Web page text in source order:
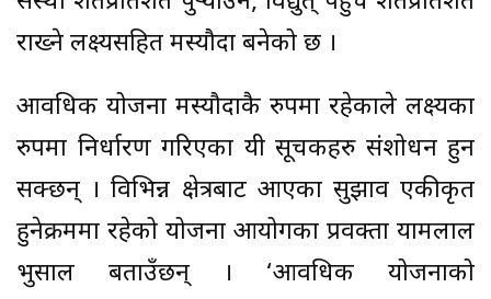
राख्ने लक्ष्यसहित मस्यौदा बनेको छ ।
आवधिक योजना मस्यौदाकै रुपमा रहेकाले लक्ष्यका
रुपमा निर्धारण गरिएका यी सूचकहरु संशोधन हुन
सक्छन् । विभिन्न क्षेत्रबाट आएका सुझाव एकीकृत
हुनेक्रममा रहेको योजना आयोगका प्रवक्ता यामलाल
भुसाल बताउँछन् । ‘आवधिक योजनाको